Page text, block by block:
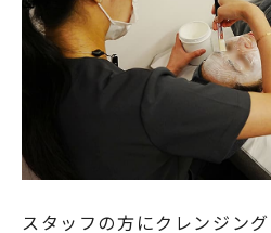
スタッフの方にクレンジング